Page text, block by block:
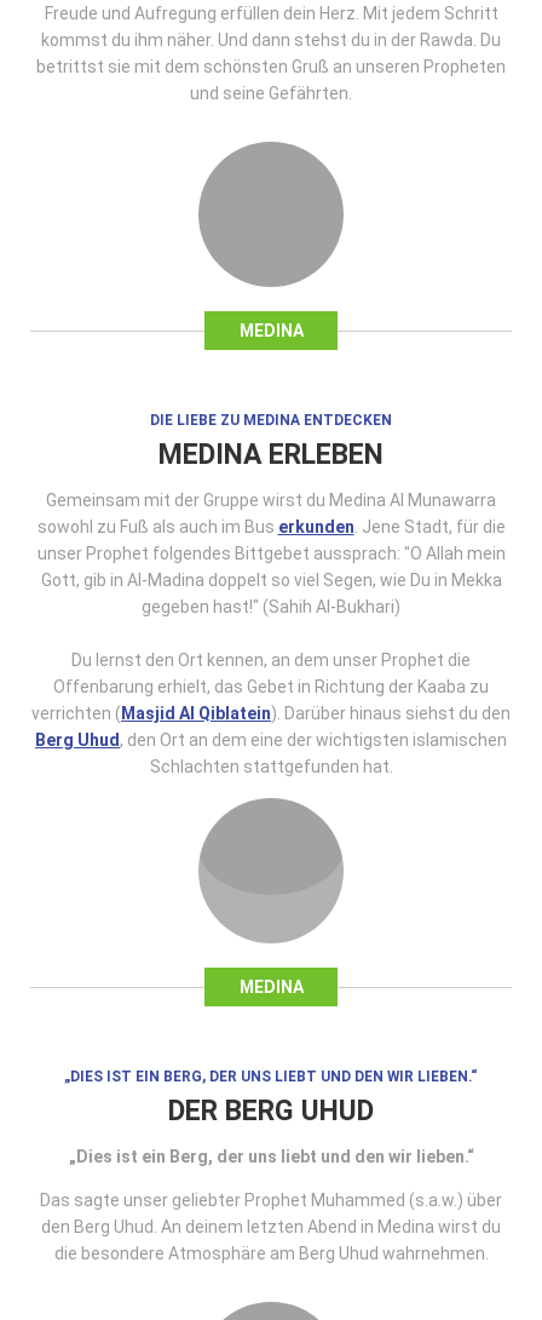
MEDINA
Freude und Aufregung erfüllen dein Herz. Mit jedem Schritt
kommst du ihm näher. Und dann stehst du in der Rawda. Du
betrittst sie mit dem schönsten Gruß an unseren Propheten
und seine Gefährten.
MEDINA
DIE LIEBE ZU MEDINA ENTDECKEN
MEDINA ERLEBEN
Gemeinsam mit der Gruppe wirst du Medina Al Munawarra
sowohl zu Fuß als auch im Bus erkunden. Jene Stadt, für die
unser Prophet folgendes Bittgebet aussprach: "O Allah mein
Gott, gib in Al-Madina doppelt so viel Segen, wie Du in Mekka
gegeben hast!" (Sahih Al-Bukhari)
Du lernst den Ort kennen, an dem unser Prophet die
Offenbarung erhielt, das Gebet in Richtung der Kaaba zu
verrichten ( Masjid Al Qiblatein). Darüber hinaus siehst du den
Berg Uhud, den Ort an dem eine der wichtigsten islamischen
Schlachten stattgefunden hat.
„DIES IST EIN BERG, DER UNS LIEBT UND DEN WIR LIEBEN.“
DER BERG UHUD
„Dies ist ein Berg, der uns liebt und den wir lieben.“
Das sagte unser geliebter Prophet Muhammed (s.a.w.) über
den Berg Uhud. An deinem letzten Abend in Medina wirst du
die besondere Atmosphäre am Berg Uhud wahrnehmen.